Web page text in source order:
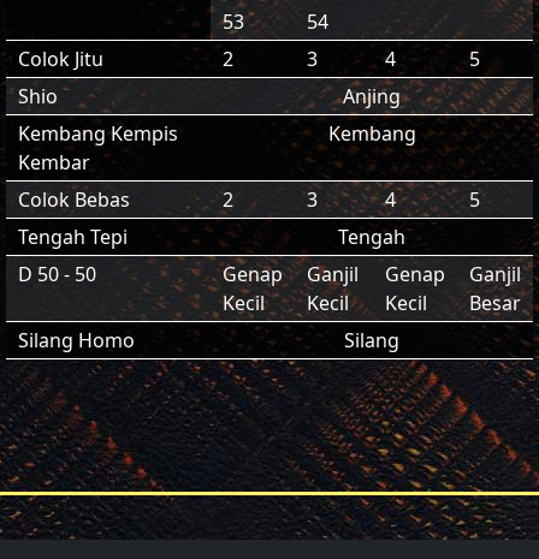
53
54
Colok Jitu
2 3 4
5
Shio
Anjing
Kembang Kempis
Kembar
Kembang
Colok Bebas 2 3 4
5
Tengah Tepi
Tengah
D 50 - 50
Genap
Kecil
Ganjil
Kecil
Genap
Kecil
Ganjil
Besar
Silang Homo
Silang